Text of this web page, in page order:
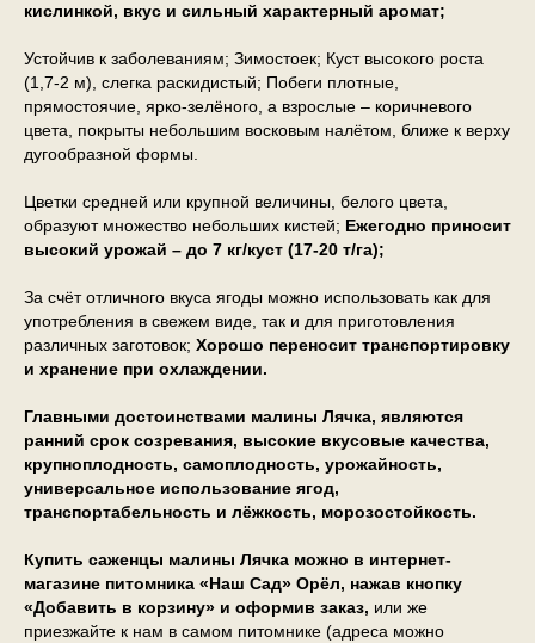
кислинкой, вкус и сильный характерный аромат;
Устойчив к заболеваниям; Зимостоек; Куст высокого роста
(1,7-2 м), слегка раскидистый; Побеги плотные,
прямостоячие, ярко-зелёного, а взрослые – коричневого
цвета, покрыты небольшим восковым налётом, ближе к верху
дугообразной формы.
Цветки средней или крупной величины, белого цвета,
образуют множество небольших кистей; Ежегодно приносит
высокий урожай – до 7 кг/куст (17-20 т/га);
За счёт отличного вкуса ягоды можно использовать как для
употребления в свежем виде, так и для приготовления
различных заготовок; Хорошо переносит транспортировку
и хранение при охлаждении.
Главными достоинствами малины Лячка, являются
ранний срок созревания, высокие вкусовые качества,
крупноплодность, самоплодность, урожайность,
универсальное использование ягод,
транспортабельность и лёжкость, морозостойкость.
Купить саженцы малины Лячка можно в интернет-
магазине питомника «Наш Сад» Орёл, нажав кнопку
«Добавить в корзину» и оформив заказ, или же
приезжайте к нам в самом питомнике (адреса можно